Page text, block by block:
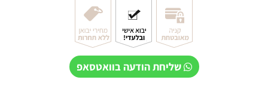
שליחת הודעה בוואטסאפ